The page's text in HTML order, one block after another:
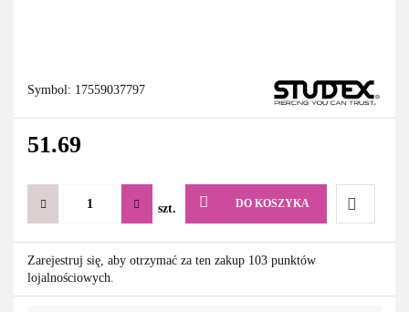
Symbol: 17559037797
51.69
szt. DO KOSZYKA
Do
Zarejestruj się, aby otrzymać za ten zakup 103 punktów
lojalnościowych.